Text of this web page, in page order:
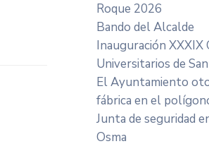
Roque 2026
Bando del Alcalde
Inauguración XXXIX
Universitarios de
El Ayuntamiento
fábrica en el
Junta de seguridad
Osma